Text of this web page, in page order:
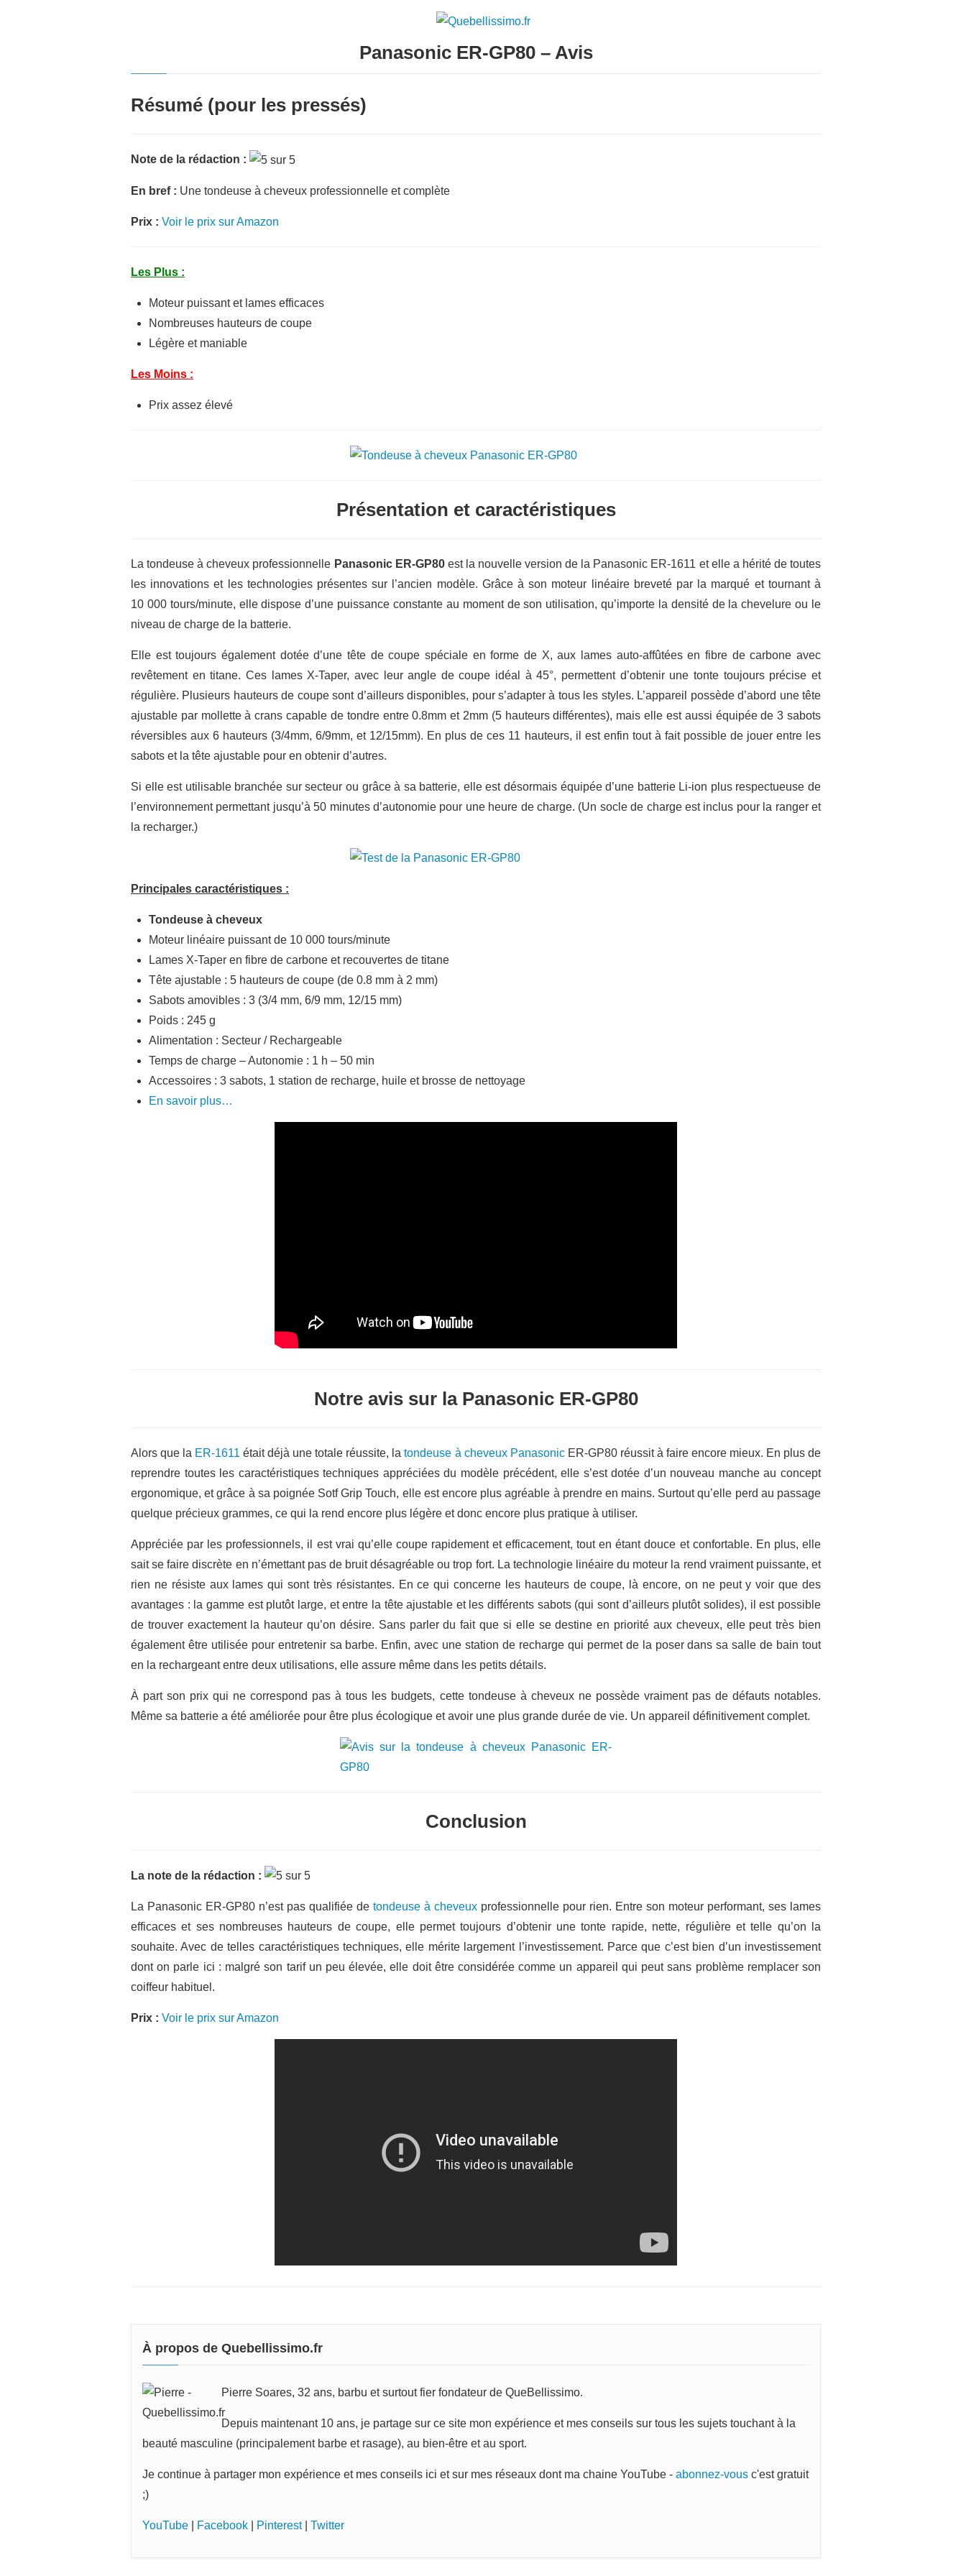
Panasonic ER-GP80 – Avis
Résumé (pour les pressés)
Note de la rédaction :
En bref : Une tondeuse à cheveux professionnelle et complète
Prix : Voir le prix sur Amazon
Les Plus :
Moteur puissant et lames efficaces
Nombreuses hauteurs de coupe
Légère et maniable
Les Moins :
Prix assez élevé
Présentation et caractéristiques
La tondeuse à cheveux professionnelle Panasonic ER-GP80est la nouvelle version de la Panasonic ER-1611 et elle a hérité de toutes
les innovations et les technologies présentes sur l’ancien modèle. Grâce à son moteur linéaire breveté par la marqué et tournant à
10 000 tours/minute, elle dispose d’une puissance constante au moment de son utilisation, qu’importe la densité de la chevelure ou le
niveau de charge de la batterie.
Elle est toujours également dotée d’une tête de coupe spéciale en forme de X, aux lames auto-affûtées en fibre de carbone avec
revêtement en titane. Ces lames X-Taper, avec leur angle de coupe idéal à 45°, permettent d’obtenir une tonte toujours précise et
régulière. Plusieurs hauteurs de coupe sont d’ailleurs disponibles, pour s’adapter à tous les styles. L’appareil possède d’abord une tête
ajustable par mollette à crans capable de tondre entre 0.8mm et 2mm (5 hauteurs différentes), mais elle est aussi équipée de 3 sabots
réversibles aux 6 hauteurs (3/4mm, 6/9mm, et 12/15mm). En plus de ces 11 hauteurs, il est enfin tout à fait possible de jouer entre les
sabots et la tête ajustable pour en obtenir d’autres.
Si elle est utilisable branchée sur secteur ou grâce à sa batterie, elle est désormais équipée d’une batterie Li-ion plus respectueuse de
l’environnement permettant jusqu’à 50 minutes d’autonomie pour une heure de charge. (Un socle de charge est inclus pour la ranger et
la recharger.)
Principales caractéristiques :
Tondeuse à cheveux
Moteur linéaire puissant de 10 000 tours/minute
Lames X-Taper en fibre de carbone et recouvertes de titane
Tête ajustable : 5 hauteurs de coupe (de 0.8 mm à 2 mm)
Sabots amovibles : 3 (3/4 mm, 6/9 mm, 12/15 mm)
Poids : 245 g
Alimentation : Secteur / Rechargeable
Temps de charge – Autonomie : 1 h – 50 min
Accessoires : 3 sabots, 1 station de recharge, huile et brosse de nettoyage
En savoir plus…
Notre avis sur la Panasonic ER-GP80
Alors que la ER-1611 était déjà une totale réussite, latondeuse à cheveux PanasonicER-GP80 réussit à faire encore mieux. En plus de
reprendre toutes les caractéristiques techniques appréciées du modèle précédent, elle s’est dotée d’un nouveau manche au concept
ergonomique, et grâce à sa poignée Sotf Grip Touch, elle est encore plus agréable à prendre en mains. Surtout qu’elle perd au passage
quelque précieux grammes, ce qui la rend encore plus légère et donc encore plus pratique à utiliser.
Appréciée par les professionnels, il est vrai qu’elle coupe rapidement et efficacement, tout en étant douce et confortable. En plus, elle
sait se faire discrète en n’émettant pas de bruit désagréable ou trop fort. La technologie linéaire du moteur la rend vraiment puissante, et
rien ne résiste aux lames qui sont très résistantes. En ce qui concerne les hauteurs de coupe, là encore, on ne peut y voir que des
avantages : la gamme est plutôt large, et entre la tête ajustable et les différents sabots (qui sont d’ailleurs plutôt solides), il est possible
de trouver exactement la hauteur qu’on désire. Sans parler du fait que si elle se destine en priorité aux cheveux, elle peut très bien
également être utilisée pour entretenir sa barbe. Enfin, avec une station de recharge qui permet de la poser dans sa salle de bain tout
en la rechargeant entre deux utilisations, elle assure même dans les petits détails.
À part son prix qui ne correspond pas à tous les budgets, cette tondeuse à cheveux ne possède vraiment pas de défauts notables.
Même sa batterie a été améliorée pour être plus écologique et avoir une plus grande durée de vie. Un appareil définitivement complet.
Conclusion
La note de la rédaction :
La Panasonic ER-GP80 n’est pas qualifiée de tondeuse à cheveux professionnelle pour rien. Entre son moteur performant, ses lames
efficaces et ses nombreuses hauteurs de coupe, elle permet toujours d’obtenir une tonte rapide, nette, régulière et telle qu’on la
souhaite. Avec de telles caractéristiques techniques, elle mérite largement l’investissement. Parce que c’est bien d’un investissement
dont on parle ici : malgré son tarif un peu élevée, elle doit être considérée comme un appareil qui peut sans problème remplacer son
coiffeur habituel.
Prix : Voir le prix sur Amazon
À propos de Quebellissimo.fr
Pierre Soares, 32 ans, barbu et surtout fier fondateur de QueBellissimo.
Depuis maintenant 10 ans, je partage sur ce site mon expérience et mes conseils sur tous les sujets touchant à la
beauté masculine (principalement barbe et rasage), au bien-être et au sport.
Je continue à partager mon expérience et mes conseils ici et sur mes réseaux dont ma chaine YouTube - abonnez-vous c'est gratuit
;)
YouTube Facebook Pinterest| Twitter